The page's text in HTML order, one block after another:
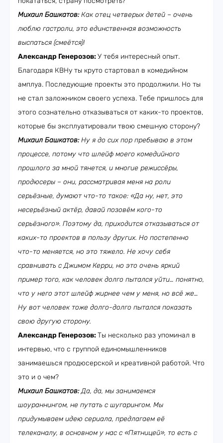
Михаил Башкатов:Как отец четверых детей – очень
люблю гастроли, это единственная возможность
выспаться (смеётся)!
Александр Генерозов:У тебя интересный опыт.
Благодаря КВНу ты круто стартовал в комедийном
амплуа. Последующие проекты это продолжили. Но ты
не стал заложником своего успеха. Тебе пришлось для
этого сознательно отказываться от каких-то проектов,
которые бы эксплуатировали твою смешную сторону?
Михаил Башкатов:Ну я до сих пор пребываю в этом
процессе, потому что шлейф моего комедийного
прошлого за мной тянется, и многие режиссёры,
продюсеры – они, рассматривая меня на роли
серьёзные, думают что-то такое: «Да ну, нет, это
несерьёзный актёр, давай позовём кого-то
серьёзного». Поэтому да, приходится отказываться от
каких-то проектов в пользу других. Но постепенно
что-то меняется, но это тяжело. Не хочу себя
сравнивать с Джимом Керри, но это очень яркий
пример того, как человек долго пытался уйти… понятно,
что у него этот шлейф жирнее чем у меня, но всё же…
Ну вот человек тоже долго-долго пытался показать
свою другую сторону.
Александр Генерозов:Ты несколько раз упоминал в
интервью, что с группой единомышленников
занимаешься продюсерской и креативной работой. Что
это и о чем?
Михаил Башкатов:Да, да, мы занимаемся
шоураннингом, не путать с шугарингом. Мы
придумываем идею сериала, предлагаем её
телеканалу, в основном у нас с «Пятницей», то есть с